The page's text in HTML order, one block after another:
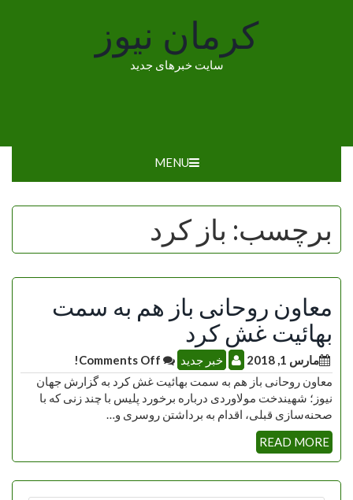
کرمان نیوز
سایت خبرهای جدید
MENU
برچسب: باز کرد
معاون روحانی باز هم به سمت
بهائیت غش کرد
مارس 1, 2018 خبر جدید
معاون روحانی باز هم به سمت بهائیت غش کرد به گزارش جهان
نیوز؛ شهیندخت مولاوردی درباره برخورد پلیس با چند زنی که با
صحنه‌سازی قبلی، اقدام به برداشتن روسری و…
READ MORE